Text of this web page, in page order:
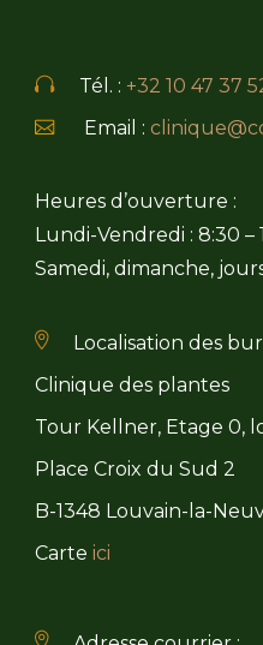
Tél. : +32 10 47 37
Email :
Heures d’ouverture :
Lundi-Vendredi : 8:30 –
Samedi, dimanche,
Localisation des
Clinique des plantes
Tour Kellner, Etage 0,
Place Croix du Sud 2
B-1348 Louvain-la-
Carte ici